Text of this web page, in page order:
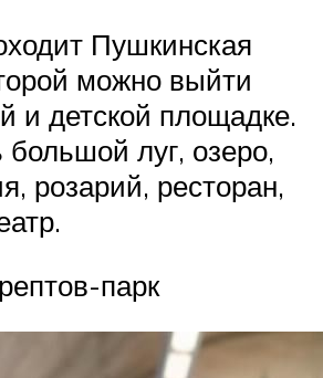
Пушкинская
можно выйти
и детской площадке.
большой луг, озеро,
розарий, ресторан,
парк